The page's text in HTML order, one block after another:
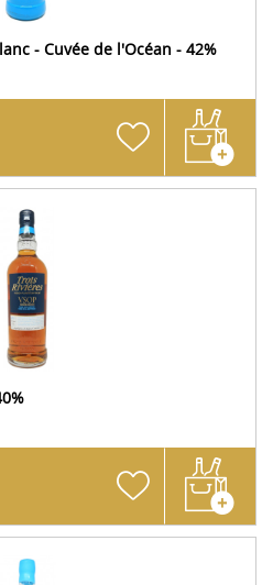
- Cuvée de l'Océan - 42%